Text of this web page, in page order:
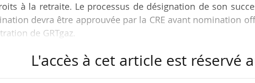
à la retraite. Le processus de désignation de son
devra être approuvée par la CRE avant nomination
de GRTgaz.
directeur général de GRTgaz depuis le 26/04/2013. Il a
L'accès à cet article est réservé